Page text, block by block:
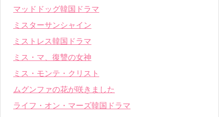
マッドドッグ韓国ドラマ
ミスターサンシャイン
ミストレス韓国ドラマ
ミス・マ、復讐の女神
ミス・モンテ・クリスト
ムグンファの花が咲きました
ライフ・オン・マーズ韓国ドラマ